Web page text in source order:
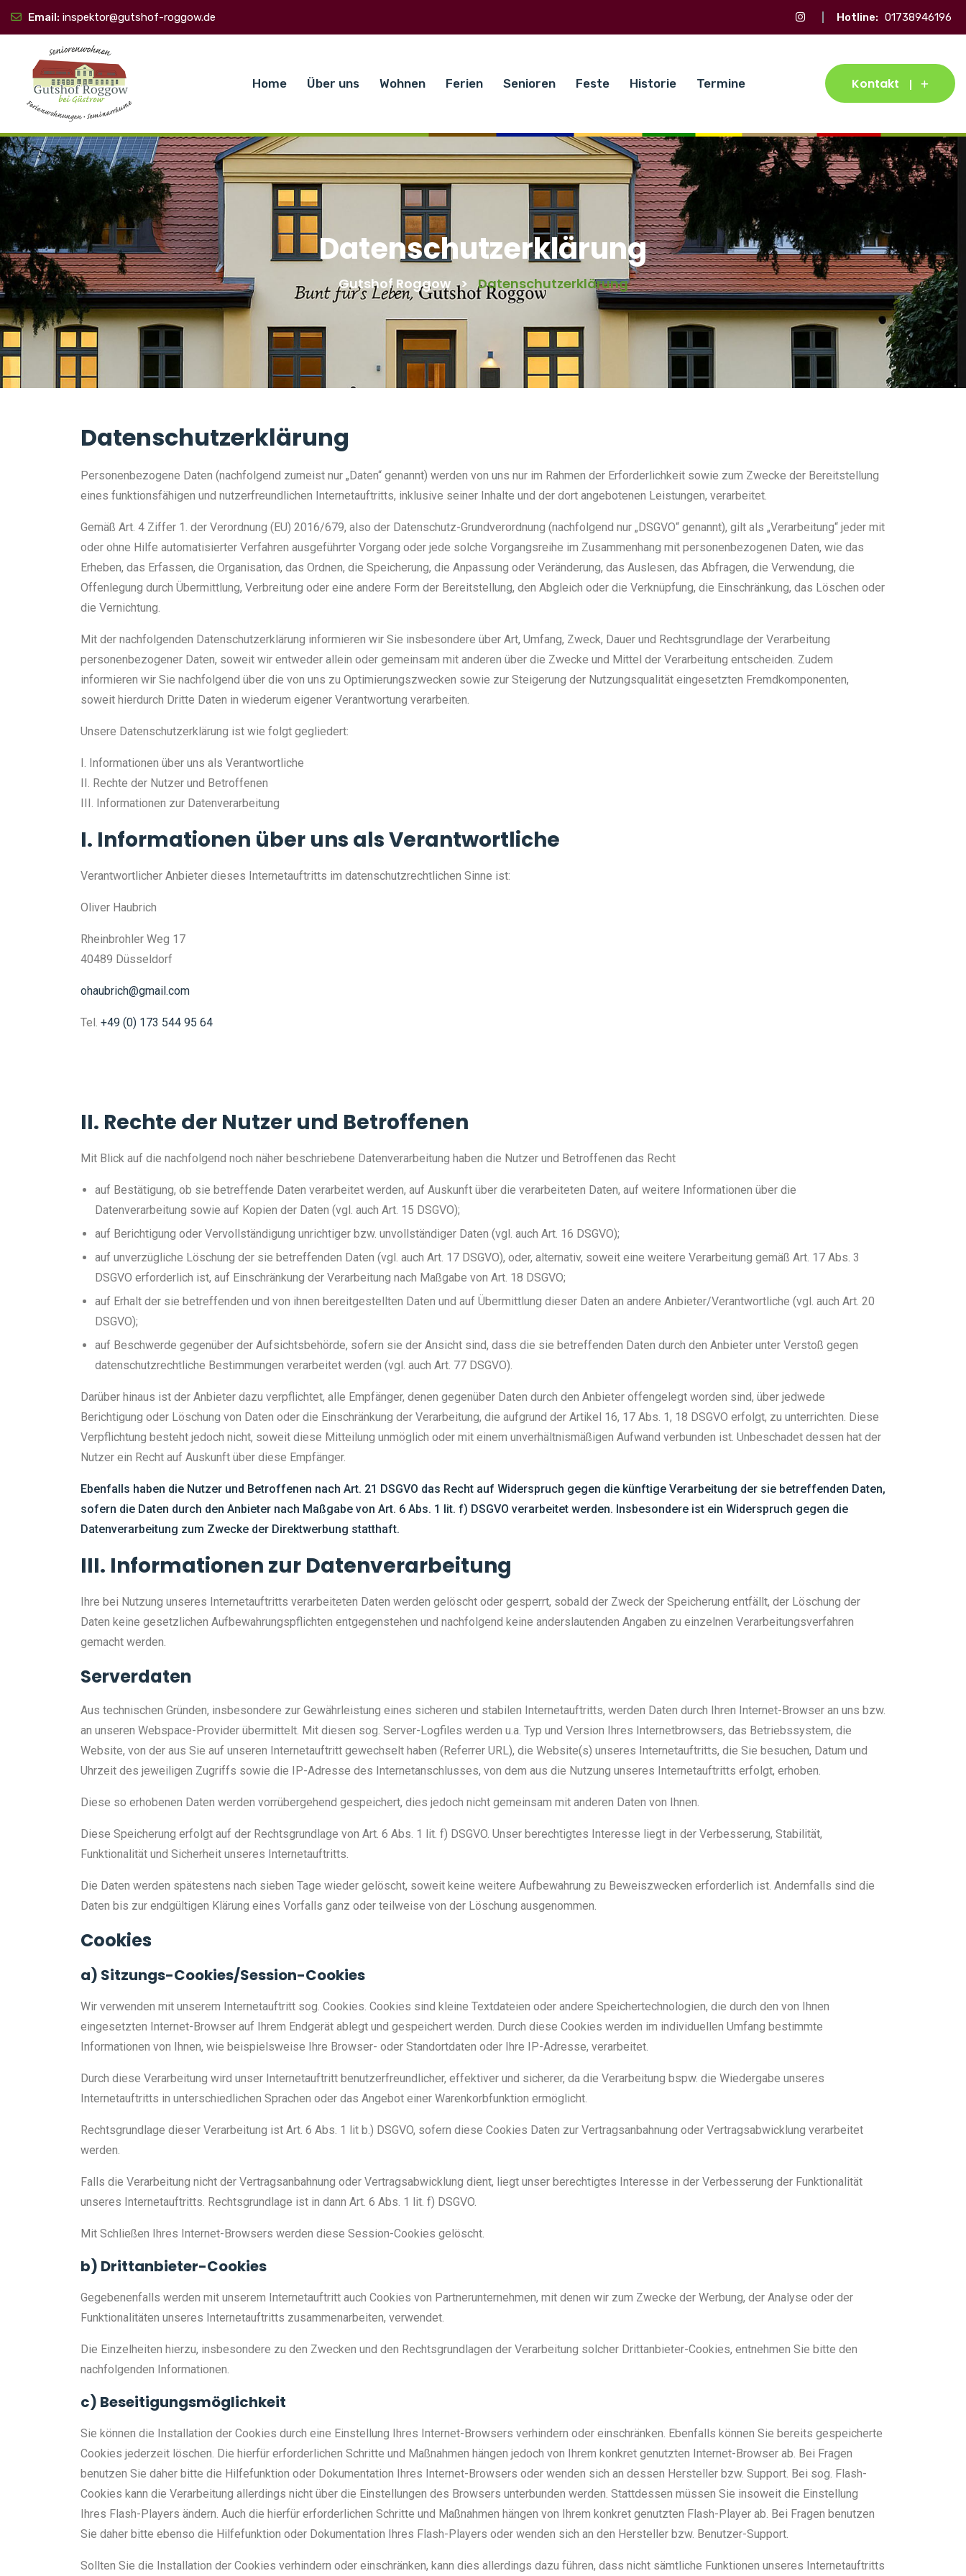
Email: inspektor@gutshof-roggow.de Hotline: 01738946196
Home Über uns Wohnen Ferien Senioren Feste Historie Termine Kontakt
Datenschutzerklärung
Gutshof Roggow > Datenschutzerklärung
Datenschutzerklärung
Personenbezogene Daten (nachfolgend zumeist nur „Daten“ genannt) werden von uns nur im Rahmen der Erforderlichkeit sowie zum Zwecke der Bereitstellung
eines funktionsfähigen und nutzerfreundlichen Internetauftritts, inklusive seiner Inhalte und der dort angebotenen Leistungen, verarbeitet.
Gemäß Art. 4 Ziffer 1. der Verordnung (EU) 2016/679, also der Datenschutz-Grundverordnung (nachfolgend nur „DSGVO“ genannt), gilt als „Verarbeitung“ jeder mit
oder ohne Hilfe automatisierter Verfahren ausgeführter Vorgang oder jede solche Vorgangsreihe im Zusammenhang mit personenbezogenen Daten, wie das
Erheben, das Erfassen, die Organisation, das Ordnen, die Speicherung, die Anpassung oder Veränderung, das Auslesen, das Abfragen, die Verwendung, die
Offenlegung durch Übermittlung, Verbreitung oder eine andere Form der Bereitstellung, den Abgleich oder die Verknüpfung, die Einschränkung, das Löschen oder
die Vernichtung.
Mit der nachfolgenden Datenschutzerklärung informieren wir Sie insbesondere über Art, Umfang, Zweck, Dauer und Rechtsgrundlage der Verarbeitung
personenbezogener Daten, soweit wir entweder allein oder gemeinsam mit anderen über die Zwecke und Mittel der Verarbeitung entscheiden. Zudem
informieren wir Sie nachfolgend über die von uns zu Optimierungszwecken sowie zur Steigerung der Nutzungsqualität eingesetzten Fremdkomponenten,
soweit hierdurch Dritte Daten in wiederum eigener Verantwortung verarbeiten.
Unsere Datenschutzerklärung ist wie folgt gegliedert:
I. Informationen über uns als Verantwortliche
II. Rechte der Nutzer und Betroffenen
III. Informationen zur Datenverarbeitung
I. Informationen über uns als Verantwortliche
Verantwortlicher Anbieter dieses Internetauftritts im datenschutzrechtlichen Sinne ist:
Oliver Haubrich
Rheinbrohler Weg 17
40489 Düsseldorf
ohaubrich@gmail.com
Tel. +49 (0) 173 544 95 64
II. Rechte der Nutzer und Betroffenen
Mit Blick auf die nachfolgend noch näher beschriebene Datenverarbeitung haben die Nutzer und Betroffenen das Recht
auf Bestätigung, ob sie betreffende Daten verarbeitet werden, auf Auskunft über die verarbeiteten Daten, auf weitere Informationen über die
Datenverarbeitung sowie auf Kopien der Daten (vgl. auch Art. 15 DSGVO);
auf Berichtigung oder Vervollständigung unrichtiger bzw. unvollständiger Daten (vgl. auch Art. 16 DSGVO);
auf unverzügliche Löschung der sie betreffenden Daten (vgl. auch Art. 17 DSGVO), oder, alternativ, soweit eine weitere Verarbeitung gemäß Art. 17 Abs. 3
DSGVO erforderlich ist, auf Einschränkung der Verarbeitung nach Maßgabe von Art. 18 DSGVO;
auf Erhalt der sie betreffenden und von ihnen bereitgestellten Daten und auf Übermittlung dieser Daten an andere Anbieter/Verantwortliche (vgl. auch Art. 20
DSGVO);
auf Beschwerde gegenüber der Aufsichtsbehörde, sofern sie der Ansicht sind, dass die sie betreffenden Daten durch den Anbieter unter Verstoß gegen
datenschutzrechtliche Bestimmungen verarbeitet werden (vgl. auch Art. 77 DSGVO).
Darüber hinaus ist der Anbieter dazu verpflichtet, alle Empfänger, denen gegenüber Daten durch den Anbieter offengelegt worden sind, über jedwede
Berichtigung oder Löschung von Daten oder die Einschränkung der Verarbeitung, die aufgrund der Artikel 16, 17 Abs. 1, 18 DSGVO erfolgt, zu unterrichten. Diese
Verpflichtung besteht jedoch nicht, soweit diese Mitteilung unmöglich oder mit einem unverhältnismäßigen Aufwand verbunden ist. Unbeschadet dessen hat der
Nutzer ein Recht auf Auskunft über diese Empfänger.
Ebenfalls haben die Nutzer und Betroffenen nach Art. 21 DSGVO das Recht auf Widerspruch gegen die künftige Verarbeitung der sie betreffenden Daten,
sofern die Daten durch den Anbieter nach Maßgabe von Art. 6 Abs. 1 lit. f) DSGVO verarbeitet werden. Insbesondere ist ein Widerspruch gegen die
Datenverarbeitung zum Zwecke der Direktwerbung statthaft.
III. Informationen zur Datenverarbeitung
Ihre bei Nutzung unseres Internetauftritts verarbeiteten Daten werden gelöscht oder gesperrt, sobald der Zweck der Speicherung entfällt, der Löschung der
Daten keine gesetzlichen Aufbewahrungspflichten entgegenstehen und nachfolgend keine anderslautenden Angaben zu einzelnen Verarbeitungsverfahren
gemacht werden.
Serverdaten
Aus technischen Gründen, insbesondere zur Gewährleistung eines sicheren und stabilen Internetauftritts, werden Daten durch Ihren Internet-Browser an uns bzw.
an unseren Webspace-Provider übermittelt. Mit diesen sog. Server-Logfiles werden u.a. Typ und Version Ihres Internetbrowsers, das Betriebssystem, die
Website, von der aus Sie auf unseren Internetauftritt gewechselt haben (Referrer URL), die Website(s) unseres Internetauftritts, die Sie besuchen, Datum und
Uhrzeit des jeweiligen Zugriffs sowie die IP-Adresse des Internetanschlusses, von dem aus die Nutzung unseres Internetauftritts erfolgt, erhoben.
Diese so erhobenen Daten werden vorrübergehend gespeichert, dies jedoch nicht gemeinsam mit anderen Daten von Ihnen.
Diese Speicherung erfolgt auf der Rechtsgrundlage von Art. 6 Abs. 1 lit. f) DSGVO. Unser berechtigtes Interesse liegt in der Verbesserung, Stabilität,
Funktionalität und Sicherheit unseres Internetauftritts.
Die Daten werden spätestens nach sieben Tage wieder gelöscht, soweit keine weitere Aufbewahrung zu Beweiszwecken erforderlich ist. Andernfalls sind die
Daten bis zur endgültigen Klärung eines Vorfalls ganz oder teilweise von der Löschung ausgenommen.
Cookies
a) Sitzungs-Cookies/Session-Cookies
Wir verwenden mit unserem Internetauftritt sog. Cookies. Cookies sind kleine Textdateien oder andere Speichertechnologien, die durch den von Ihnen
eingesetzten Internet-Browser auf Ihrem Endgerät ablegt und gespeichert werden. Durch diese Cookies werden im individuellen Umfang bestimmte
Informationen von Ihnen, wie beispielsweise Ihre Browser- oder Standortdaten oder Ihre IP-Adresse, verarbeitet.
Durch diese Verarbeitung wird unser Internetauftritt benutzerfreundlicher, effektiver und sicherer, da die Verarbeitung bspw. die Wiedergabe unseres
Internetauftritts in unterschiedlichen Sprachen oder das Angebot einer Warenkorbfunktion ermöglicht.
Rechtsgrundlage dieser Verarbeitung ist Art. 6 Abs. 1 lit b.) DSGVO, sofern diese Cookies Daten zur Vertragsanbahnung oder Vertragsabwicklung verarbeitet
werden.
Falls die Verarbeitung nicht der Vertragsanbahnung oder Vertragsabwicklung dient, liegt unser berechtigtes Interesse in der Verbesserung der Funktionalität
unseres Internetauftritts. Rechtsgrundlage ist in dann Art. 6 Abs. 1 lit. f) DSGVO.
Mit Schließen Ihres Internet-Browsers werden diese Session-Cookies gelöscht.
b) Drittanbieter-Cookies
Gegebenenfalls werden mit unserem Internetauftritt auch Cookies von Partnerunternehmen, mit denen wir zum Zwecke der Werbung, der Analyse oder der
Funktionalitäten unseres Internetauftritts zusammenarbeiten, verwendet.
Die Einzelheiten hierzu, insbesondere zu den Zwecken und den Rechtsgrundlagen der Verarbeitung solcher Drittanbieter-Cookies, entnehmen Sie bitte den
nachfolgenden Informationen.
c) Beseitigungsmöglichkeit
Sie können die Installation der Cookies durch eine Einstellung Ihres Internet-Browsers verhindern oder einschränken. Ebenfalls können Sie bereits gespeicherte
Cookies jederzeit löschen. Die hierfür erforderlichen Schritte und Maßnahmen hängen jedoch von Ihrem konkret genutzten Internet-Browser ab. Bei Fragen
benutzen Sie daher bitte die Hilfefunktion oder Dokumentation Ihres Internet-Browsers oder wenden sich an dessen Hersteller bzw. Support. Bei sog. Flash-
Cookies kann die Verarbeitung allerdings nicht über die Einstellungen des Browsers unterbunden werden. Stattdessen müssen Sie insoweit die Einstellung
Ihres Flash-Players ändern. Auch die hierfür erforderlichen Schritte und Maßnahmen hängen von Ihrem konkret genutzten Flash-Player ab. Bei Fragen benutzen
Sie daher bitte ebenso die Hilfefunktion oder Dokumentation Ihres Flash-Players oder wenden sich an den Hersteller bzw. Benutzer-Support.
Sollten Sie die Installation der Cookies verhindern oder einschränken, kann dies allerdings dazu führen, dass nicht sämtliche Funktionen unseres Internetauftritts